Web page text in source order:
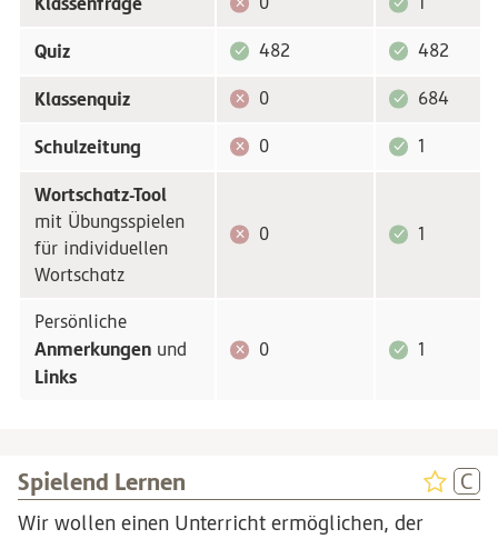
Quiz 482 482
Klassenquiz 0 684
Schulzeitung 0 1
Wortschatz-Tool
mit Übungsspielen
für individuellen
Wortschatz
0 1
Persönliche
Anmerkungenund
Links
0 1
Spielend Lernen
Wir wollen einen Unterricht ermöglichen, der